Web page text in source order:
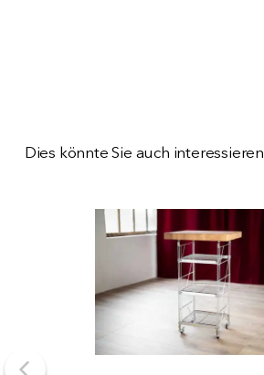
Dies könnte Sie auch interessieren